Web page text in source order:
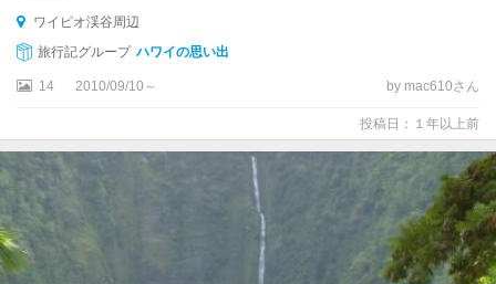
ワイピオ渓谷周辺
旅行記グループ ハワイの思い出
14 2010/09/10～ by mac610さん
投稿日：１年以上前